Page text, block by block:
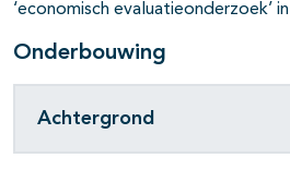
‘economisch evaluatieonderzoek’
Onderbouwing
Achtergrond